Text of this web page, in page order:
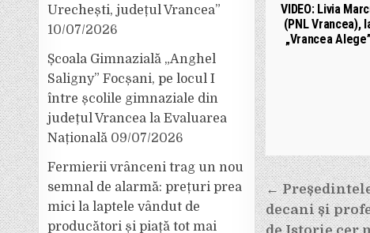
VIDEO: Livia
(PNL Vrancea),
„Vrancea
Navigare
în
←
decani și
Urechești, județul Vrancea”
10/07/2026
Școala Gimnazială „Anghel
Saligny” Focșani, pe locul I
între școlile gimnaziale din
județul Vrancea la Evaluarea
Națională 09/07/2026
Fermierii vrânceni trag un nou
semnal de alarmă: prețuri prea
mici la laptele vândut de
producători și piață tot mai